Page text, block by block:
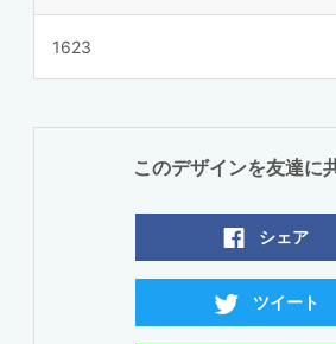
1623
このデザインを友達に
シェア
ツイート